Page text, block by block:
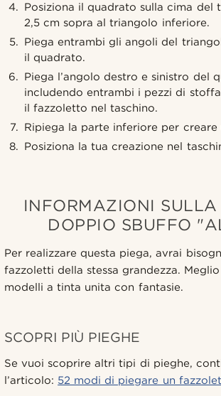
Posiziona il quadrato sulla cima del
2,5 cm sopra al triangolo inferiore.
Piega entrambi gli angoli del
il quadrato.
Piega l’angolo destro e sinistro del
includendo entrambi i pezzi di
il fazzoletto nel taschino.
Ripiega la parte inferiore per creare
Posiziona la tua creazione nel
INFORMAZIONI
DOPPIO SBUFFO
Per realizzare questa piega, avrai
fazzoletti della stessa grandezza.
modelli a tinta unita con fantasie.
SCOPRI PIÙ PIEGHE
Se vuoi scoprire altri tipi di pieghe,
l’articolo: 52 modi di piegare un